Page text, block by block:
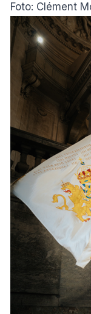
Foto: Clément